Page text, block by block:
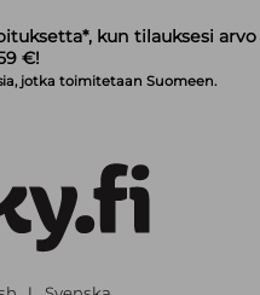
kun tilauksesi arvo
€!
jotka toimitetaan Suomeen.